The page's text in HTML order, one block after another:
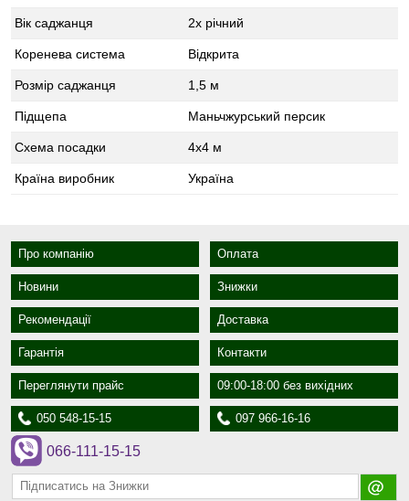
Вік саджанця 2х річний
Коренева система Відкрита
Розмір саджанця 1,5 м
Підщепа Маньчжурський персик
Схема посадки 4x4 м
Країна виробник Україна
Про компанію Оплата
Новини Знижки
Рекомендації Доставка
Гарантія Контакти
Переглянути прайс 09:00-18:00 без вихідних
050 548-15-15 097 966-16-16
066-111-15-15